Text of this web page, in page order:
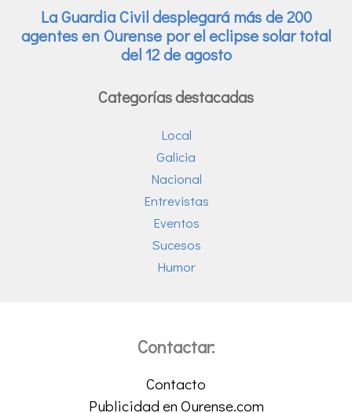
Categorías destacadas
Local
Galicia
Nacional
Entrevistas
Eventos
Sucesos
Humor
Contactar:
Contacto
Publicidad en Ourense.com